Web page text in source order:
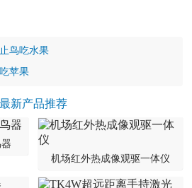
鸟吃水果
苹果
最新产品推荐
机场红外热成像观驱一体仪